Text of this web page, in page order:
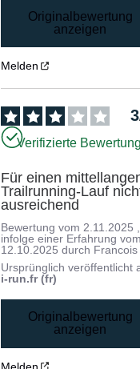
Originalbewertung
anzeigen
Melden
3
Verifizierte
Für einen
Trailrunning-Lauf
ausreichend
Bewertung vom 2.11.2025
infolge einer Erfahrung
12.10.2025 durch Francois
Ursprünglich veröffentlicht
i-run.fr (fr)
Originalbewertung
anzeigen
Melden